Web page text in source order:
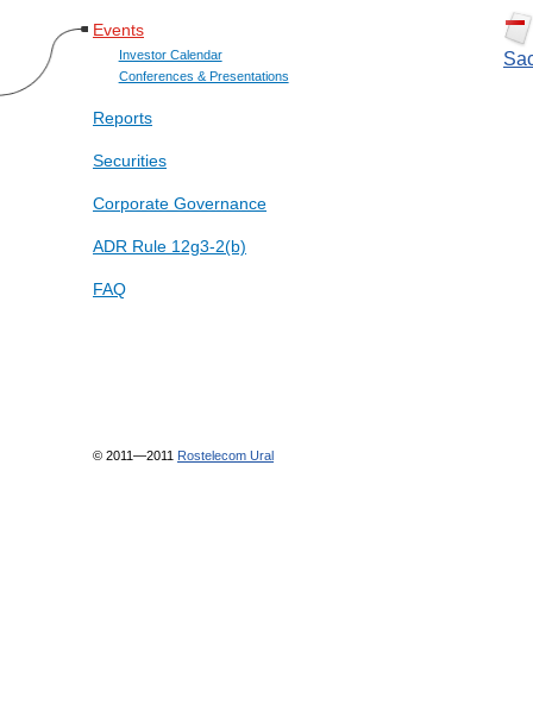
Events
Investor Calendar
Conferences & Presentations
Reports
Securities
Corporate Governance
ADR Rule 12g3-2(b)
FAQ
© 2011—2011 Rostelecom Ural